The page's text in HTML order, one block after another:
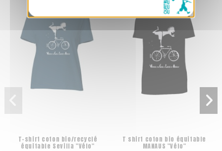
T-shirt coton bio/recyclé
équitable Sevilla "Vélo"
T shirt coton bio équitable
MANAUS "Vélo"